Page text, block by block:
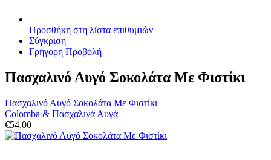
Προσθήκη στη λίστα επιθυμιών
Σύγκριση
Γρήγορη Προβολή
Πασχαλινό Αυγό Σοκολάτα Με Φιστίκι
Πασχαλινό Αυγό Σοκολάτα Με Φιστίκι
Colomba & Πασχαλινά Αυγά
€54,00